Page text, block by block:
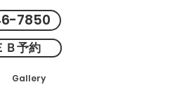
7850
Ｂ予約
Gallery